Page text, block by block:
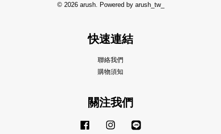
© 2026 arush. Powered by arush_tw_
快速連結
聯絡我們
購物須知
關注我們
Facebook Instagram